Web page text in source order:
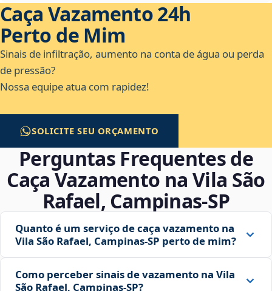
Caça Vazamento 24h
Perto de Mim
Sinais de infiltração, aumento na conta de água ou perda
de pressão?
Nossa equipe atua com rapidez!
SOLICITE SEU ORÇAMENTO
Perguntas Frequentes de
Caça Vazamento na Vila São
Rafael, Campinas‑SP
Quanto é um serviço de caça vazamento na
Vila São Rafael, Campinas‑SP perto de mim?
Como perceber sinais de vazamento na Vila
São Rafael, Campinas‑SP?